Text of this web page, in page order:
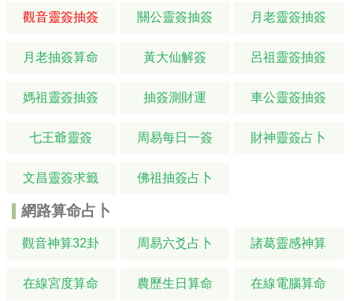
觀音靈簽抽簽 關公靈簽抽簽 月老靈簽抽簽
月老抽簽算命 黃大仙解簽 呂祖靈簽抽簽
媽祖靈簽抽簽 抽簽測財運 車公靈簽抽簽
七王爺靈簽 周易每日一簽 財神靈簽占卜
文昌靈簽求籤 佛祖抽簽占卜
網路算命占卜
觀音神算32卦 周易六爻占卜 諸葛靈感神算
在線宮度算命 農歷生日算命 在線電腦算命